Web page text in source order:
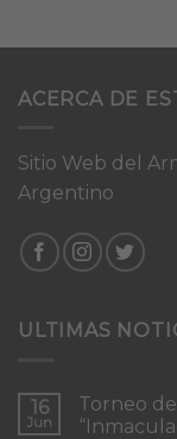
ACERCA DE
Sitio Web del
Argentino
ULTIMAS
16
Jun
Torneo